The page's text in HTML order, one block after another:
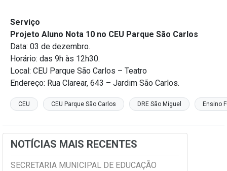
Serviço
Projeto Aluno Nota 10 no CEU Parque São Carlos
Data: 03 de dezembro.
Horário: das 9h às 12h30.
Local: CEU Parque São Carlos – Teatro
Endereço: Rua Clarear, 643 – Jardim São Carlos.
CEU CEU Parque São Carlos DRE São Miguel Ensino
NOTÍCIAS MAIS RECENTES
SECRETARIA MUNICIPAL DE EDUCAÇÃO